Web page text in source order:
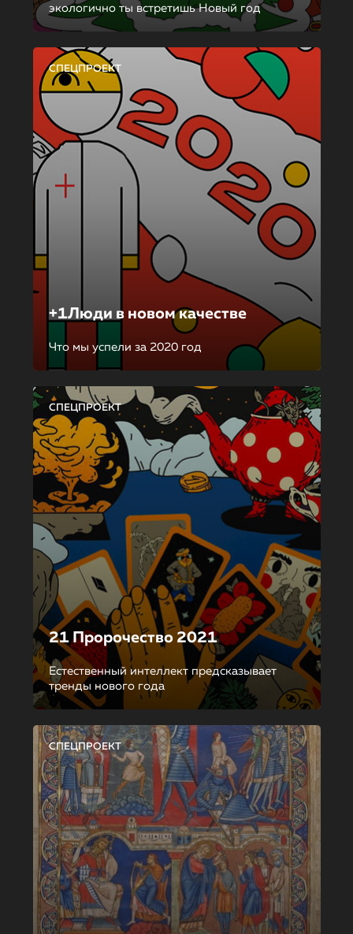
экологично ты встретишь Новый год
СПЕЦПРОЕКТ
+1Люди в новом качестве
Что мы успели за 2020 год
СПЕЦПРОЕКТ
21 Пророчество 2021
Естественный интеллект предсказывает
тренды нового года
СПЕЦПРОЕКТ